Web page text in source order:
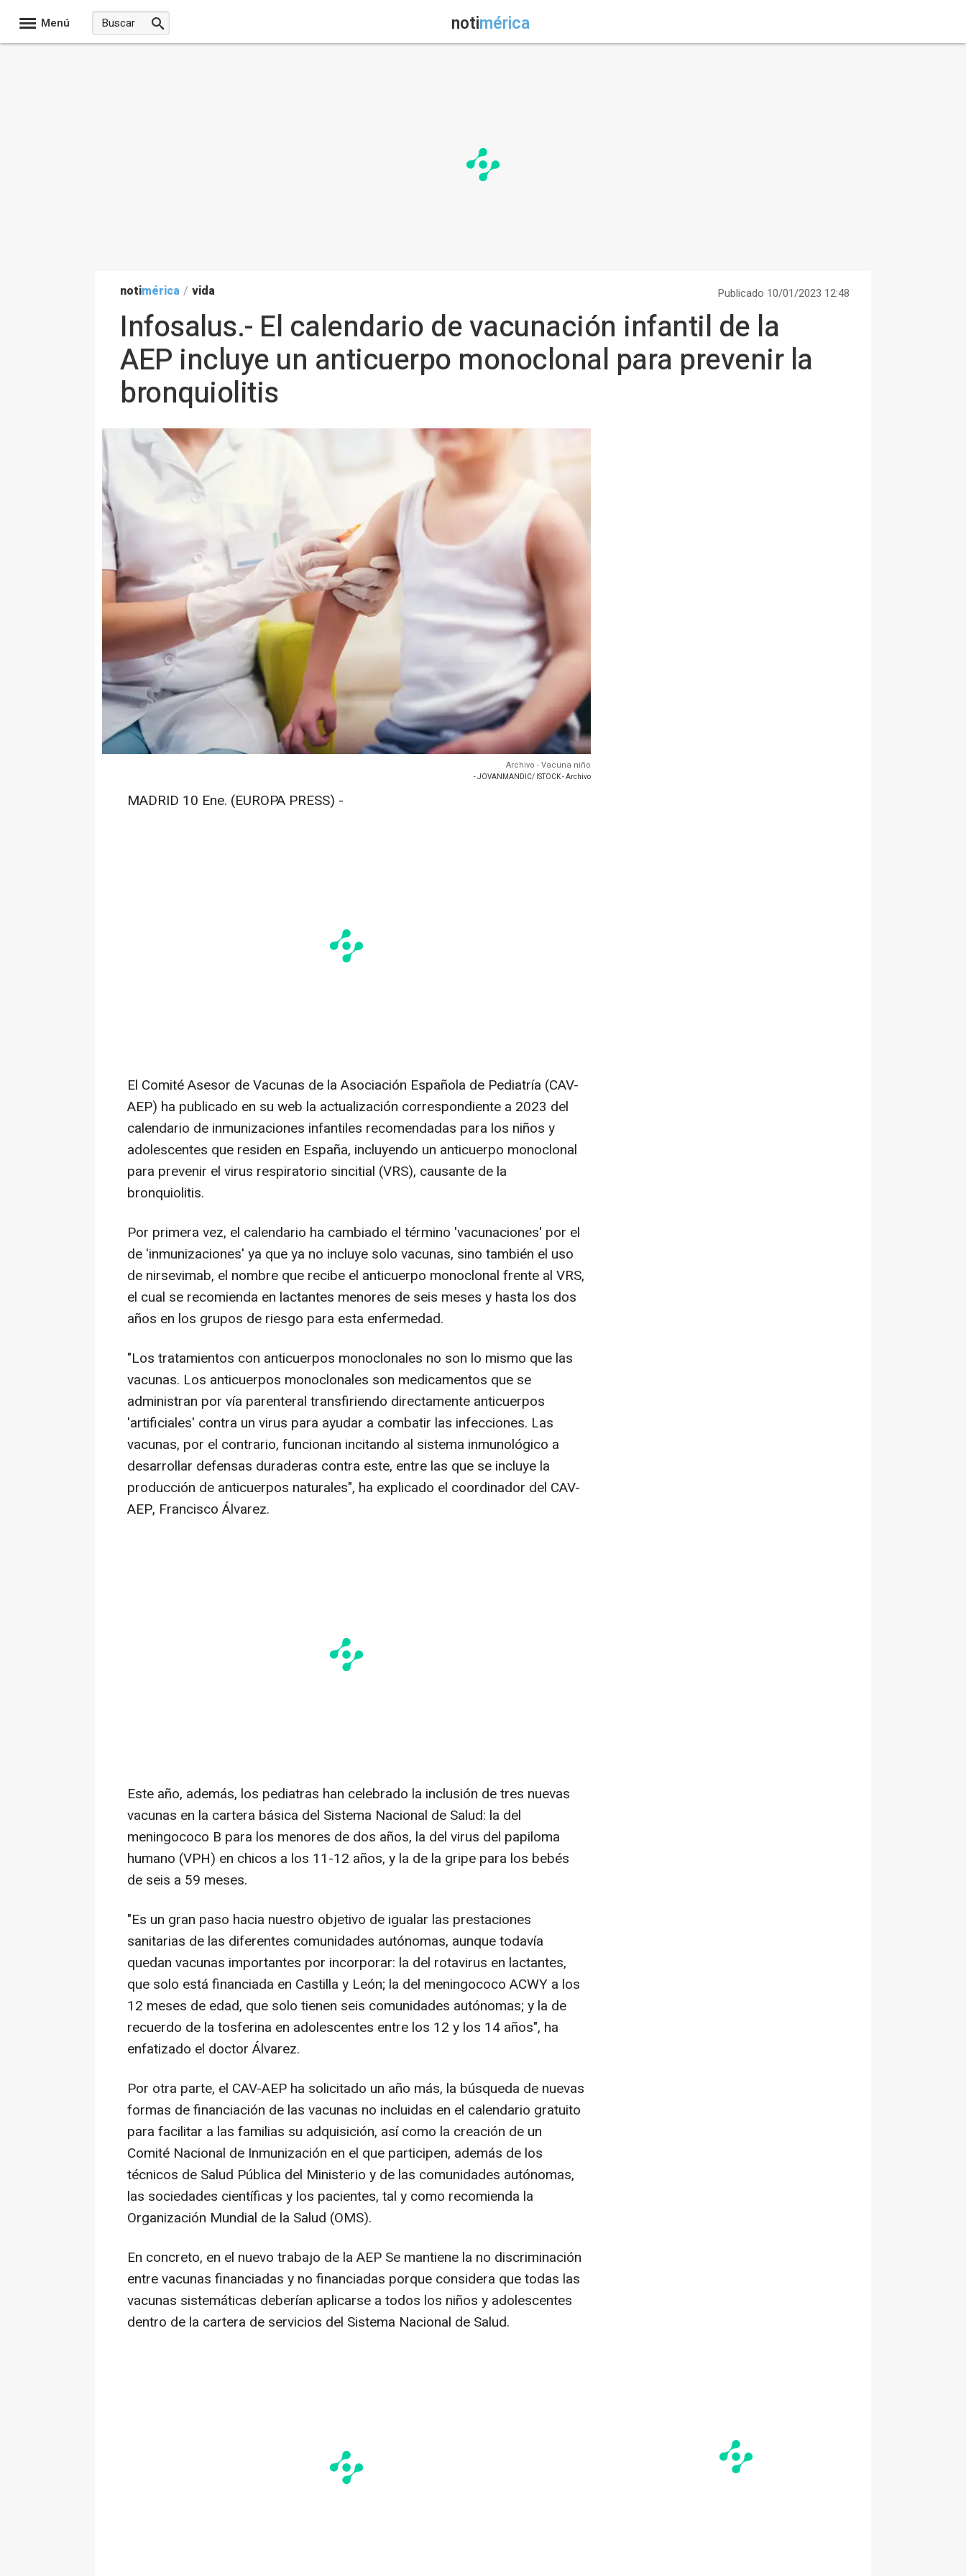
Menú notimérica
notimérica / vida Publicado 10/01/2023 12:48
Infosalus.- El calendario de vacunación infantil de la
AEP incluye un anticuerpo monoclonal para prevenir la
bronquiolitis
Archivo - Vacuna niño
- JOVANMANDIC/ ISTOCK - Archivo
MADRID 10 Ene. (EUROPA PRESS) -
El Comité Asesor de Vacunas de la Asociación Española de Pediatría (CAV-
AEP) ha publicado en su web la actualización correspondiente a 2023 del
calendario de inmunizaciones infantiles recomendadas para los niños y
adolescentes que residen en España, incluyendo un anticuerpo monoclonal
para prevenir el virus respiratorio sincitial (VRS), causante de la
bronquiolitis.
Por primera vez, el calendario ha cambiado el término 'vacunaciones' por el
de 'inmunizaciones' ya que ya no incluye solo vacunas, sino también el uso
de nirsevimab, el nombre que recibe el anticuerpo monoclonal frente al VRS,
el cual se recomienda en lactantes menores de seis meses y hasta los dos
años en los grupos de riesgo para esta enfermedad.
"Los tratamientos con anticuerpos monoclonales no son lo mismo que las
vacunas. Los anticuerpos monoclonales son medicamentos que se
administran por vía parenteral transfiriendo directamente anticuerpos
'artificiales' contra un virus para ayudar a combatir las infecciones. Las
vacunas, por el contrario, funcionan incitando al sistema inmunológico a
desarrollar defensas duraderas contra este, entre las que se incluye la
producción de anticuerpos naturales", ha explicado el coordinador del CAV-
AEP, Francisco Álvarez.
Este año, además, los pediatras han celebrado la inclusión de tres nuevas
vacunas en la cartera básica del Sistema Nacional de Salud: la del
meningococo B para los menores de dos años, la del virus del papiloma
humano (VPH) en chicos a los 11-12 años, y la de la gripe para los bebés
de seis a 59 meses.
"Es un gran paso hacia nuestro objetivo de igualar las prestaciones
sanitarias de las diferentes comunidades autónomas, aunque todavía
quedan vacunas importantes por incorporar: la del rotavirus en lactantes,
que solo está financiada en Castilla y León; la del meningococo ACWY a los
12 meses de edad, que solo tienen seis comunidades autónomas; y la de
recuerdo de la tosferina en adolescentes entre los 12 y los 14 años", ha
enfatizado el doctor Álvarez.
Por otra parte, el CAV-AEP ha solicitado un año más, la búsqueda de nuevas
formas de financiación de las vacunas no incluidas en el calendario gratuito
para facilitar a las familias su adquisición, así como la creación de un
Comité Nacional de Inmunización en el que participen, además de los
técnicos de Salud Pública del Ministerio y de las comunidades autónomas,
las sociedades científicas y los pacientes, tal y como recomienda la
Organización Mundial de la Salud (OMS).
En concreto, en el nuevo trabajo de la AEP Se mantiene la no discriminación
entre vacunas financiadas y no financiadas porque considera que todas las
vacunas sistemáticas deberían aplicarse a todos los niños y adolescentes
dentro de la cartera de servicios del Sistema Nacional de Salud.